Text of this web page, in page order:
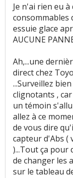
Je n'ai rien eu
consommables
essuie glace
AUCUNE
Ah,...une
direct chez
...Surveillez
clignotants ,
un témoin
allez à ce
de vous dire
capteur d'Abs (
)...Tout ça pour
de changer les
sur le tableau